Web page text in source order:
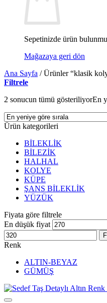
Sepetinizde ürün
Mağazaya geri dön
Ana Sayfa /Ürünler “klasik
Filtrele
2 sonucun tümü gösteriliyorEn
Ürün kategorileri
BİLEKLİK
BİLEZİK
HALHAL
KOLYE
KÜPE
ŞANS BİLEKLİK
YÜZÜK
Fiyata göre filtrele
En düşük fiyat
Renk
ALTIN-BEYAZ
GÜMÜŞ